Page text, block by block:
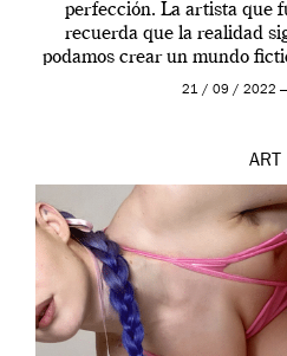
perfección. La artista que
recuerda que la realidad
podamos crear un mundo
que los humanos
21 / 09 / 2022
ART